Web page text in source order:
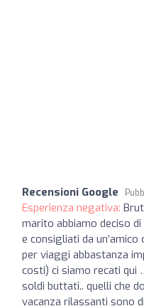
Recensioni Google
Esperienza negativa:
marito abbiamo deciso
e consigliati da
per viaggi abbastanza
costi) ci siamo recati
soldi buttati.. quelli che
vacanza rilassanti sono